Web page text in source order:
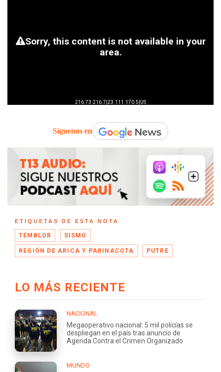
Síguenos en
ETIQUETAS DE ESTA NOTA
TEMBLOR SISMO
REGIÓN DE ARICA Y PARINACOTA PUTRE
LO MÁS RECIENTE
NACIONAL
Megaoperativo nacional: 5 mil policías se
despliegan en el país tras anuncio de
Agenda Contra el Crimen Organizado
MUNDO